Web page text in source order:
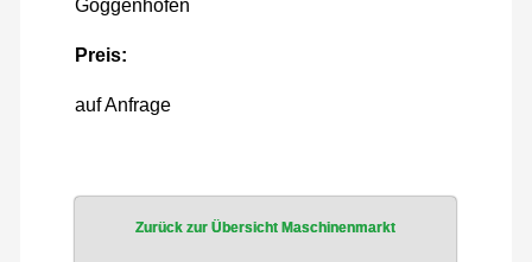
Göggenhofen
Preis:
auf Anfrage
Zurück zur Übersicht Maschinenmarkt